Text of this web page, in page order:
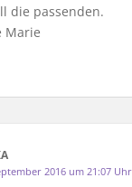
die passenden.
Marie
2016 um 21:07 Uhr